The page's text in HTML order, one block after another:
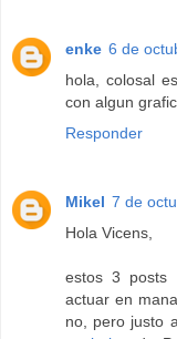
enke 6 de
hola, colosal
con algun
Responder
Mikel 7 de
Hola Vicens,
estos 3 posts
actuar en
no, pero justo